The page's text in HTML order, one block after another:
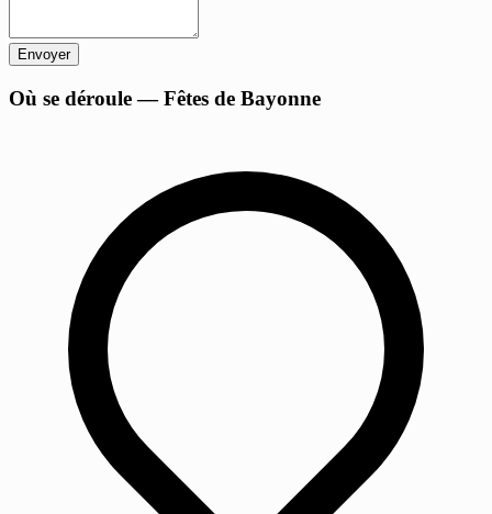
Envoyer
Où se déroule — Fêtes de Bayonne